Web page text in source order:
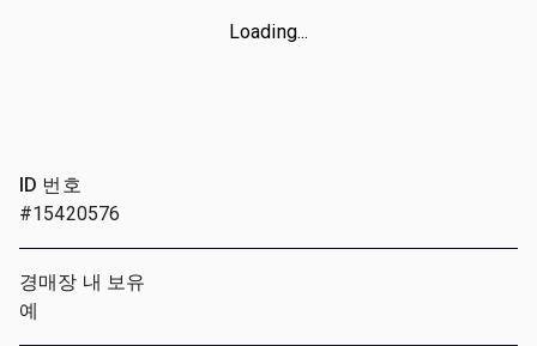
Loading...
ID 번호
#15420576
경매장 내 보유
예